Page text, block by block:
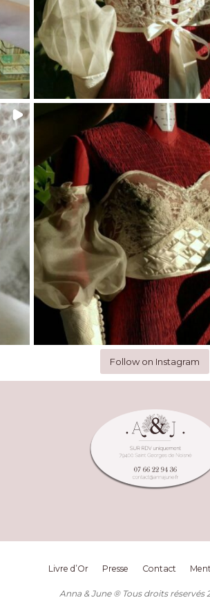
Follow on Instagram
Livre d’Or Presse Contact
Anna & June ® Tous droits réservés